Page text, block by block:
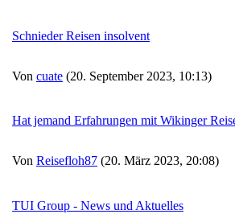
Schnieder Reisen insolvent
Von cuate (20. September 2023, 10:13)
Hat jemand Erfahrungen mit Wikinger
Von Reisefloh87 (20. März 2023, 20:08)
TUI Group - News und Aktuelles